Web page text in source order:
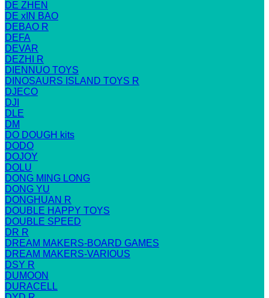
DE ZHEN
DE xIN BAO
DEBAO R
DEFA
DEVAR
DEZHI R
DIENNUO TOYS
DINOSAURS ISLAND TOYS R
DJECO
DJI
DLE
DM
DO DOUGH kits
DODO
DOJOY
DOLU
DONG MING LONG
DONG YU
DONGHUAN R
DOUBLE HAPPY TOYS
DOUBLE SPEED
DR R
DREAM MAKERS-BOARD GAMES
DREAM MAKERS-VARIOUS
DSY R
DUMOON
DURACELL